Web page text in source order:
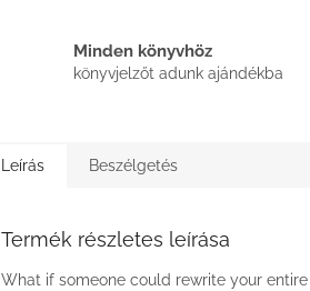
Minden könyvhöz
könyvjelzőt adunk ajándékba
Leírás Beszélgetés
Termék részletes leírása
What if someone could rewrite your